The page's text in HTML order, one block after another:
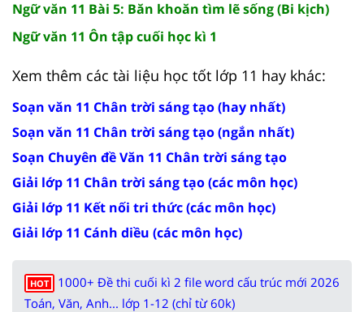
Ngữ văn 11 Bài 5: Băn khoăn tìm lẽ sống (Bi kịch)
Ngữ văn 11 Ôn tập cuối học kì 1
Xem thêm các tài liệu học tốt lớp 11 hay khác:
Soạn văn 11 Chân trời sáng tạo (hay nhất)
Soạn văn 11 Chân trời sáng tạo (ngắn nhất)
Soạn Chuyên đề Văn 11 Chân trời sáng tạo
Giải lớp 11 Chân trời sáng tạo (các môn học)
Giải lớp 11 Kết nối tri thức (các môn học)
Giải lớp 11 Cánh diều (các môn học)
HOT
1000+ Đề thi cuối kì 2 file word cấu trúc mới 2026
Toán, Văn, Anh... lớp 1-12 (chỉ từ 60k)